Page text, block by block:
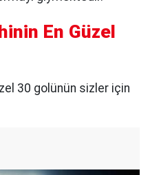
En Güzel
30 golünün sizler için